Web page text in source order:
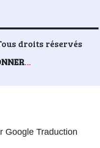
droits réservés
SÉLECTIONNER UNE LANGUE
Google Traduction